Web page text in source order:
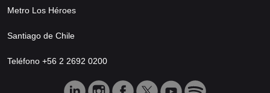
Metro Los Héroes
Santiago de Chile
Teléfono +56 2 2692 0200